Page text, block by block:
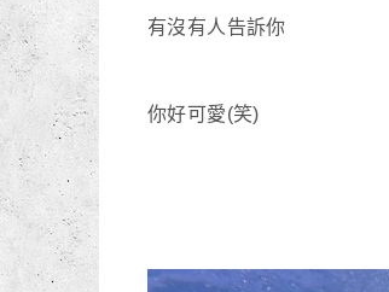
有沒有人告訴你
你好可愛(笑)